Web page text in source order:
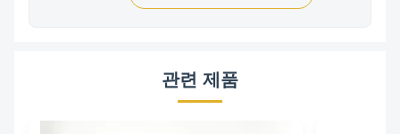
관련 제품